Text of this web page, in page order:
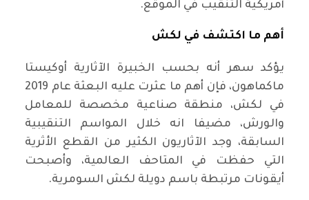
أمريكية التنقيب في الموقع.
أهم ما اكتشف في لكش
يؤكد سهر أنه بحسب الخبيرة الآثارية أوكيستا
ماكماهون، فإن أهم ما عثرت عليه البعثة عام 2019
في لكش، منطقة صناعية مخصصة للمعامل
والورش، مضيفا انه خلال المواسم التنقيبية
السابقة، وجد الآثاريون الكثير من القطع الأثرية
التي حفظت في المتاحف العالمية، وأصبحت
أيقونات مرتبطة باسم دويلة لكش السومرية.